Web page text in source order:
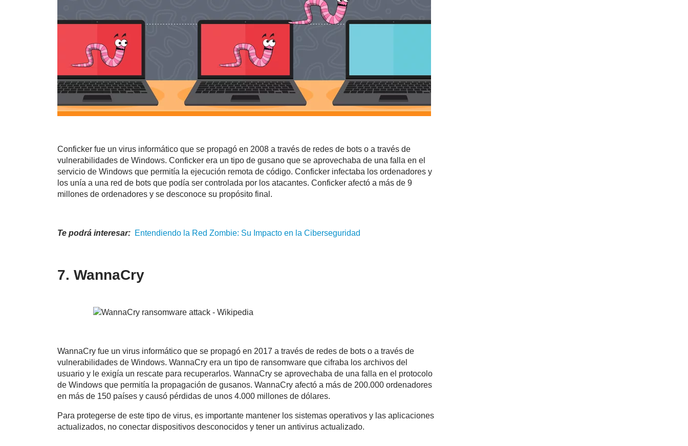
Conficker fue un virus informático que se propagó en 2008 a través de redes de bots o a través de
vulnerabilidades de Windows. Conficker era un tipo de gusano que se aprovechaba de una falla en el
servicio de Windows que permitía la ejecución remota de código. Conficker infectaba los ordenadores y
los unía a una red de bots que podía ser controlada por los atacantes. Conficker afectó a más de 9
millones de ordenadores y se desconoce su propósito final.
Te podrá interesar: Entendiendo la Red Zombie: Su Impacto en la Ciberseguridad
7. WannaCry
WannaCry fue un virus informático que se propagó en 2017 a través de redes de bots o a través de
vulnerabilidades de Windows. WannaCry era un tipo de ransomware que cifraba los archivos del
usuario y le exigía un rescate para recuperarlos. WannaCry se aprovechaba de una falla en el protocolo
de Windows que permitía la propagación de gusanos. WannaCry afectó a más de 200.000 ordenadores
en más de 150 países y causó pérdidas de unos 4.000 millones de dólares.
Para protegerse de este tipo de virus, es importante mantener los sistemas operativos y las aplicaciones
actualizados, no conectar dispositivos desconocidos y tener un antivirus actualizado.